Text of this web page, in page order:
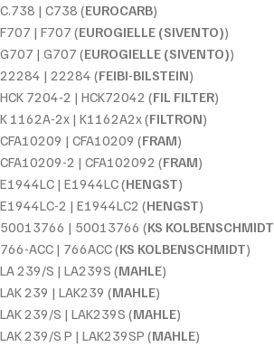
C.738 | C738 (EUROCARB)
F707 | F707 (EUROGIELLE (SIVENTO))
G707 | G707 (EUROGIELLE (SIVENTO))
22284 | 22284 (FEIBI-BILSTEIN)
HCK 7204-2 | HCK72042 (FIL FILTER)
K 1162A-2x | K1162A2x (FILTRON)
CFA10209 | CFA10209 (FRAM)
CFA10209-2 | CFA102092 (FRAM)
E1944LC | E1944LC (HENGST)
E1944LC-2 | E1944LC2 (HENGST)
50013766 | 50013766 (KS KOLBENSCHMIDT
766-ACC | 766ACC (KS KOLBENSCHMIDT)
LA 239/S | LA239S (MAHLE)
LAK 239 | LAK239 (MAHLE)
LAK 239/S | LAK239S (MAHLE)
LAK 239/S P | LAK239SP (MAHLE)